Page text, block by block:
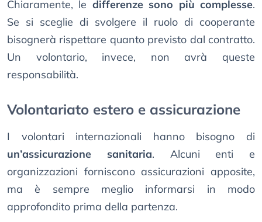
Chiaramente, le differenze sono più complesse.
Se si sceglie di svolgere il ruolo di cooperante
bisognerà rispettare quanto previsto dal contratto.
Un volontario, invece, non avrà queste
responsabilità.
Volontariato estero e assicurazione
I volontari internazionali hanno bisogno di
un’assicurazione sanitaria. Alcuni enti e
organizzazioni forniscono assicurazioni apposite,
ma è sempre meglio informarsi in modo
approfondito prima della partenza.